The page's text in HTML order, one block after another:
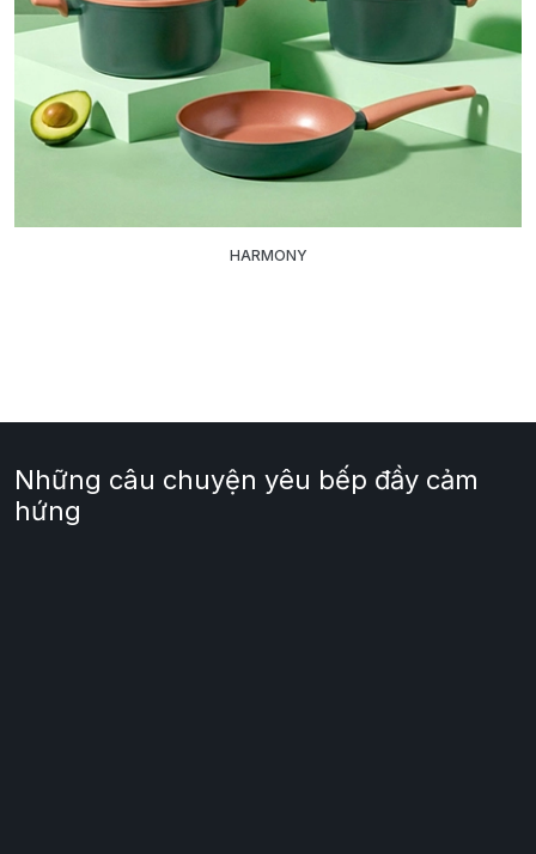
HARMONY
Những câu chuyện yêu bếp đầy cảm
hứng